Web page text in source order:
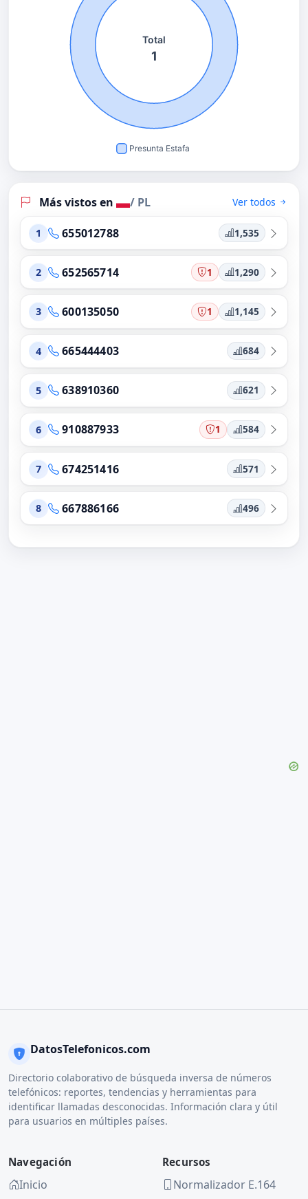
Más vistos en / PL Ver todos
1 655012788 1,535
2 652565714 1 1,290
3 600135050 1 1,145
4 665444403 684
5 638910360 621
6 910887933 1 584
7 674251416 571
8 667886166 496
DatosTelefonicos.com
Directorio colaborativo de búsqueda inversa de números
telefónicos: reportes, tendencias y herramientas para
identificar llamadas desconocidas. Información clara y útil
para usuarios en múltiples países.
Navegación
Inicio
Recursos
Normalizador E.164